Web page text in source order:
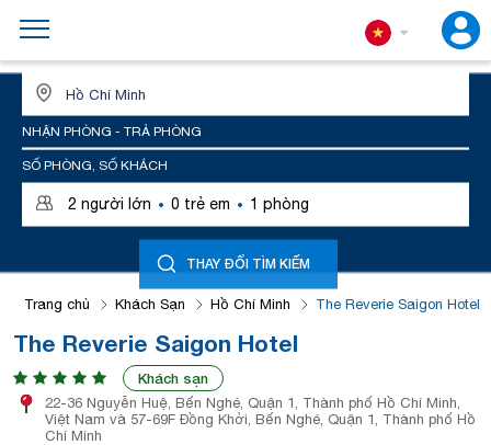
NHẬN PHÒNG - TRẢ PHÒNG
SỐ PHÒNG, SỐ KHÁCH
2 người lớn · 0 trẻ em · 1 phòng
THAY ĐỔI TÌM KIẾM
Trang chủ Khách Sạn Hồ Chí Minh The Reverie Saigon Hotel
The Reverie Saigon Hotel
Khách sạn
22-36 Nguyễn Huệ, Bến Nghé, Quận 1, Thành phố Hồ Chí Minh,
Việt Nam và 57-69F Đồng Khởi, Bến Nghé, Quận 1, Thành phố Hồ
Chí Minh